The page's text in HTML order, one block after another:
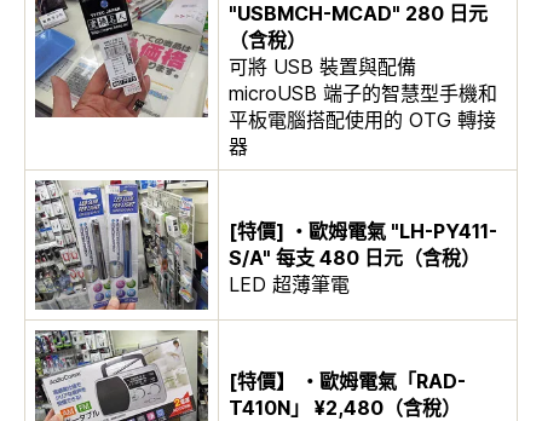
"USBMCH-MCAD" 280 日元
（含稅）
可將 USB 裝置與配備
microUSB 端子的智慧型手機和
平板電腦搭配使用的 OTG 轉接
器
[特價] ・歐姆電氣 "LH-PY411-
S/A" 每支 480 日元（含稅）
LED 超薄筆電
[特價】 ・歐姆電氣「RAD-
T410N」 ¥2,480（含稅）